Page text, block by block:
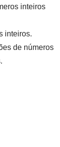
inteiros
inteiros.
de números